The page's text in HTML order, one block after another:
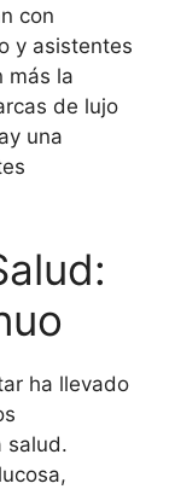
con
y asistentes
más la
de lujo
una
ha llevado
salud.